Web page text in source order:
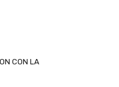
CON LA